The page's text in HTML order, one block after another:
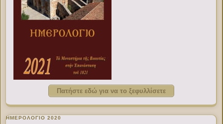
Πατήστε εδώ για να το ξεφυλλίσετε
ΗΜΕΡΟΛΟΓΙΟ 2020